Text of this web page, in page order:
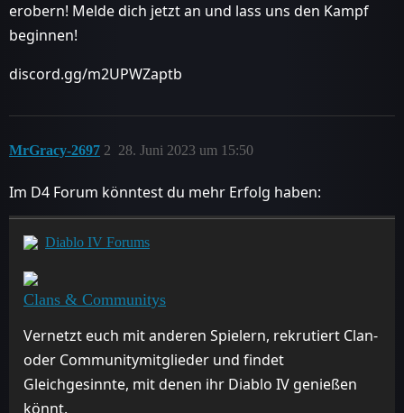
erobern! Melde dich jetzt an und lass uns den Kampf
beginnen!
discord.gg/m2UPWZaptb
MrGracy-2697 28. Juni 2023 um 15:50
2
Im D4 Forum könntest du mehr Erfolg haben:
Diablo IV Forums
Clans & Communitys
Vernetzt euch mit anderen Spielern, rekrutiert Clan-
oder Communitymitglieder und findet
Gleichgesinnte, mit denen ihr Diablo IV genießen
könnt.